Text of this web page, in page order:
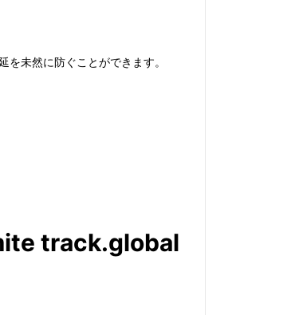
未然に防ぐことができます。
track.global